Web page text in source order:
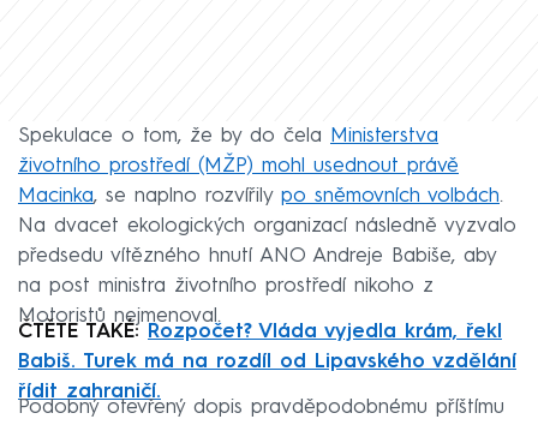
Spekulace o tom, že by do čela
Ministerstva
životního prostředí (MŽP) mohl usednout právě
Macinka, se naplno rozvířily po sněmovních volbách.
Na dvacet ekologických organizací následně vyzvalo
předsedu vítězného hnutí ANO Andreje Babiše, aby
na post ministra životního prostředí nikoho z
Motoristů nejmenoval.
ČTĚTE TAKÉ: Rozpočet? Vláda vyjedla krám, řekl
Babiš. Turek má na rozdíl od Lipavského vzdělání
řídit zahraničí.
Podobný otevřený dopis pravděpodobnému příštímu